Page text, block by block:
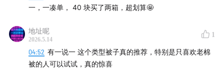
粒粒：健康管理项目「吃较瘦」创始人，运动营养师
入浅出，破除迷思一针见血
【制作团队】
一，一凑单， 40 块买了两箱，超划算🤩
地址呢
2026.5.14
1
04:52 有一说一 这个类型被子真的推荐，特别是只喜欢老棉
被的人可以试试，真的惊喜